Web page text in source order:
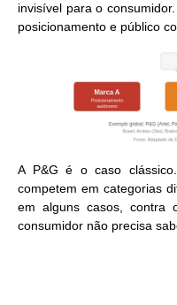
invisível para o
posicionamento e público
A P&G é o caso
competem em categorias
em alguns casos, contra
consumidor não precisa